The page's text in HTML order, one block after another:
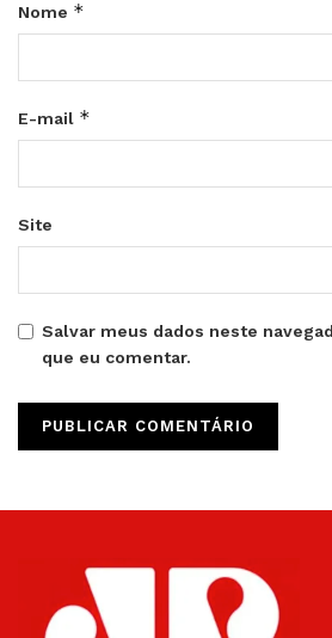
Nome *
E-mail *
Site
Salvar meus dados neste
que eu comentar.